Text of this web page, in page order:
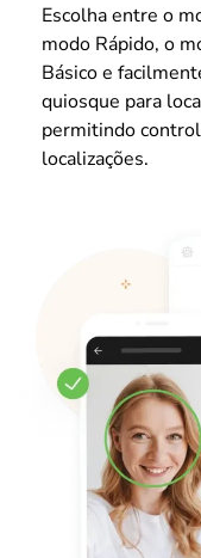
Escolha entre o
modo Rápido, o
Básico e
quiosque para
permitindo
localizações.